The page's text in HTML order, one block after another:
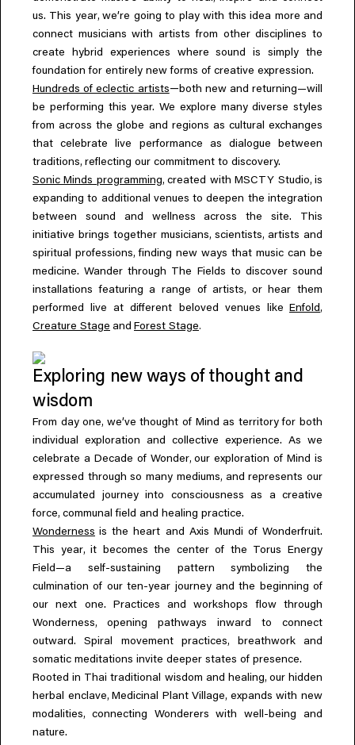
us. This year,we’re going to play with this idea more and
connect musicians with artists from other disciplines to
create hybrid experiences where sound is simply the
foundation for entirely new forms of creative expression.
Hundreds of eclectic artists—both new and returning—will
be performing this year. We explore many diverse styles
from across the globe and regions as cultural exchanges
that celebrate live performance as dialogue between
traditions, reflecting our commitment to discovery.
Sonic Minds programming,created with MSCTY Studio,is
expanding to additional venues to deepen the integration
between sound and wellness across the site. This
initiative brings together musicians, scientists, artists and
spiritual professions,finding new ways that music can be
medicine. Wander through The Fields to discover sound
installations featuring a range of artists, or hear them
performed live at different beloved venues like Enfold,
Creature Stage and Forest Stage.
Exploring new ways of thought and
wisdom
From day one, we’ve thought of Mind as territory for both
individual exploration and collective experience. As we
celebrate a Decade of Wonder,our exploration of Mind is
expressed through so many mediums, and represents our
accumulated journey into consciousness as a creative
force, communal field and healing practice.
Wonderness is the heart and Axis Mundi of Wonderfruit.
This year,it becomes the center of the Torus Energy
Field—a self-sustaining pattern symbolizing the
culmination of our ten-year journey and the beginning of
our next one. Practices and workshops flow through
Wonderness,
opening pathways inward to connect
outward. Spiral movement practices,
breathwork and
somatic meditations invite deeper states of presence.
Rooted in Thai traditional wisdom and healing, our hidden
herbal enclave,Medicinal Plant Village, expands with new
modalities,
connecting Wonderers with well-being and
nature.